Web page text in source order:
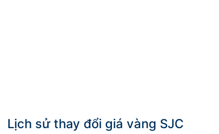
Lịch sử thay đổi giá vàng SJC